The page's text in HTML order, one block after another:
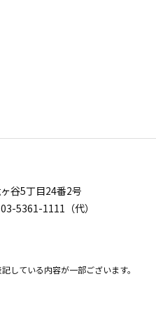
谷5丁目24番2号
03-5361-1111（代）
している内容が一部ございます。